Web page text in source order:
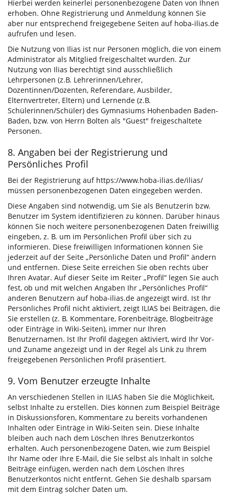
Hierbei werden keinerlei personenbezogene Daten von Ihnen
erhoben. Ohne Registrierung und Anmeldung können Sie
aber nur entsprechend freigegebene Seiten auf hoba-ilias.de
aufrufen und lesen.
Die Nutzung von Ilias ist nur Personen möglich, die von einem
Administrator als Mitglied freigeschaltet wurden. Zur
Nutzung von Ilias berechtigt sind ausschließlich
Lehrpersonen (z.B. Lehrerinnen/Lehrer,
Dozentinnen/Dozenten, Referendare, Ausbilder,
Elternvertreter, Eltern) und Lernende (z.B.
Schülerinnen/Schüler) des Gymnasiums Hohenbaden Baden-
Baden, bzw. von Herrn Bolten als "Guest" freigeschaltete
Personen.
8. Angaben bei der Registrierung und
Persönliches Profil
Bei der Registrierung auf https://www.hoba-ilias.de/ilias/
müssen personenbezogenen Daten eingegeben werden.
Diese Angaben sind notwendig, um Sie als Benutzerin bzw.
Benutzer im System identifizieren zu können. Darüber hinaus
können Sie noch weitere personenbezogenen Daten freiwillig
eingeben, z. B. um im Persönlichen Profil über sich zu
informieren. Diese freiwilligen Informationen können Sie
jederzeit auf der Seite „Persönliche Daten und Profil“ ändern
und entfernen. Diese Seite erreichen Sie oben rechts über
Ihren Avatar. Auf dieser Seite im Reiter „Profil“ legen Sie auch
fest, ob und mit welchen Angaben Ihr „Persönliches Profil“
anderen Benutzern auf hoba-ilias.de angezeigt wird. Ist Ihr
Persönliches Profil nicht aktiviert, zeigt ILIAS bei Beiträgen, die
Sie erstellen (z. B. Kommentare, Forenbeiträge, Blogbeiträge
oder Einträge in Wiki-Seiten), immer nur Ihren
Benutzernamen. Ist Ihr Profil dagegen aktiviert, wird Ihr Vor-
und Zuname angezeigt und in der Regel als Link zu Ihrem
freigegebenen Persönlichen Profil präsentiert.
9. Vom Benutzer erzeugte Inhalte
An verschiedenen Stellen in ILIAS haben Sie die Möglichkeit,
selbst Inhalte zu erstellen. Dies können zum Beispiel Beiträge
in Diskussionsforen, Kommentare zu bereits vorhandenen
Inhalten oder Einträge in Wiki-Seiten sein. Diese Inhalte
bleiben auch nach dem Löschen Ihres Benutzerkontos
erhalten. Auch personenbezogene Daten, wie zum Beispiel
Ihr Name oder Ihre E-Mail, die Sie selbst als Inhalt in solche
Beiträge einfügen, werden nach dem Löschen Ihres
Benutzerkontos nicht entfernt. Gehen Sie deshalb sparsam
mit dem Eintrag solcher Daten um.